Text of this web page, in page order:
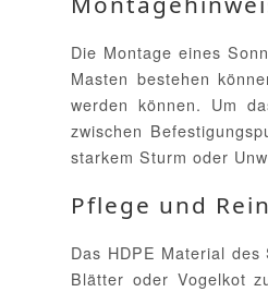
Die Montage eines
Masten bestehen
werden können. Um
zwischen
starkem Sturm oder
Pflege und
Das HDPE Material
Blätter oder Vogelkot